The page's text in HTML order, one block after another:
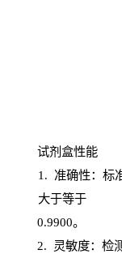
试剂盒性能
1 . 准确性：标
大于等于
0.9900。
2. 灵敏度：检